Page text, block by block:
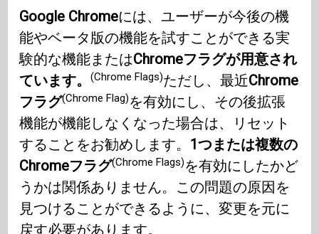
Google Chromeには、ユーザーが今後の機
能やベータ版の機能を試すことができる実
験的な機能またはChromeフラグが用意され
ています。(Chrome Flags)ただし、最近Chrome
フラグ(Chrome Flag)を有効にし、その後拡張
機能が機能しなくなった場合は、リセット
することをお勧めします。 1つまたは複数の
Chromeフラグ(Chrome Flags)を有効にしたかど
うかは関係ありません。この問題の原因を
見つけることができるように、変更を元に
戻す必要があります。